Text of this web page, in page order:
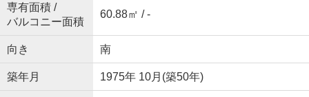
専有面積 /
バルコニー面積
60.88㎡ / -
向き 南
築年月 1975年 10月(築50年)